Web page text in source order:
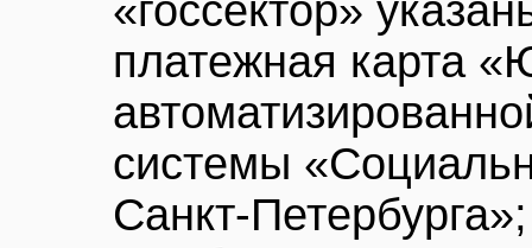
«госсектор»
платежная карта
системы
Санкт-